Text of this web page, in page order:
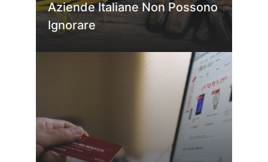
Aziende Italiane Non Possono
Ignorare